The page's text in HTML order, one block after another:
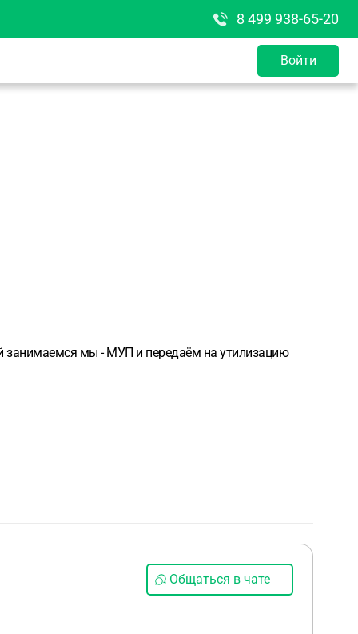
8 499 938-65-20
Войти
занимаемся мы - МУП и передаём на утилизацию
Общаться в чате